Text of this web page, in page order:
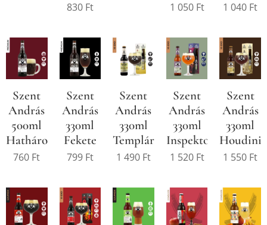
830Ft 1 050Ft 1 040 Ft
Szent
András
500ml
Hathárom
760 Ft
Szent
András
330ml
Fekete
799Ft
Szent
András
330ml
Templárius
1 490Ft
Szent
András
330ml
Inspektor
1 520Ft
Szent
András
330ml
Houdini
1 550 Ft